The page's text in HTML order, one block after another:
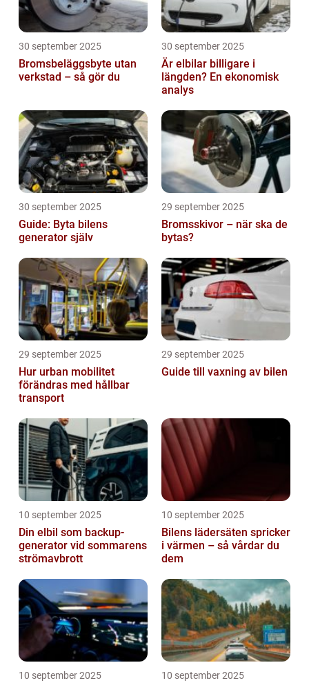
30 september 2025
Bromsbeläggsbyte utan
verkstad – så gör du
30 september 2025
Är elbilar billigare i
längden? En ekonomisk
analys
30 september 2025
Guide: Byta bilens
generator själv
29 september 2025
Bromsskivor – när ska de
bytas?
29 september 2025
Hur urban mobilitet
förändras med hållbar
transport
29 september 2025
Guide till vaxning av bilen
10 september 2025
Din elbil som backup-
generator vid sommarens
strömavbrott
10 september 2025
Bilens lädersäten spricker
i värmen – så vårdar du
dem
10 september 2025 10 september 2025